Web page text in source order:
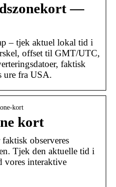
—
– tjek aktuel lokal tid i
offset til GMT/UTC,
faktisk
fra USA.
kort
kort
observeres
Tjek den aktuelle tid i
vores interaktive